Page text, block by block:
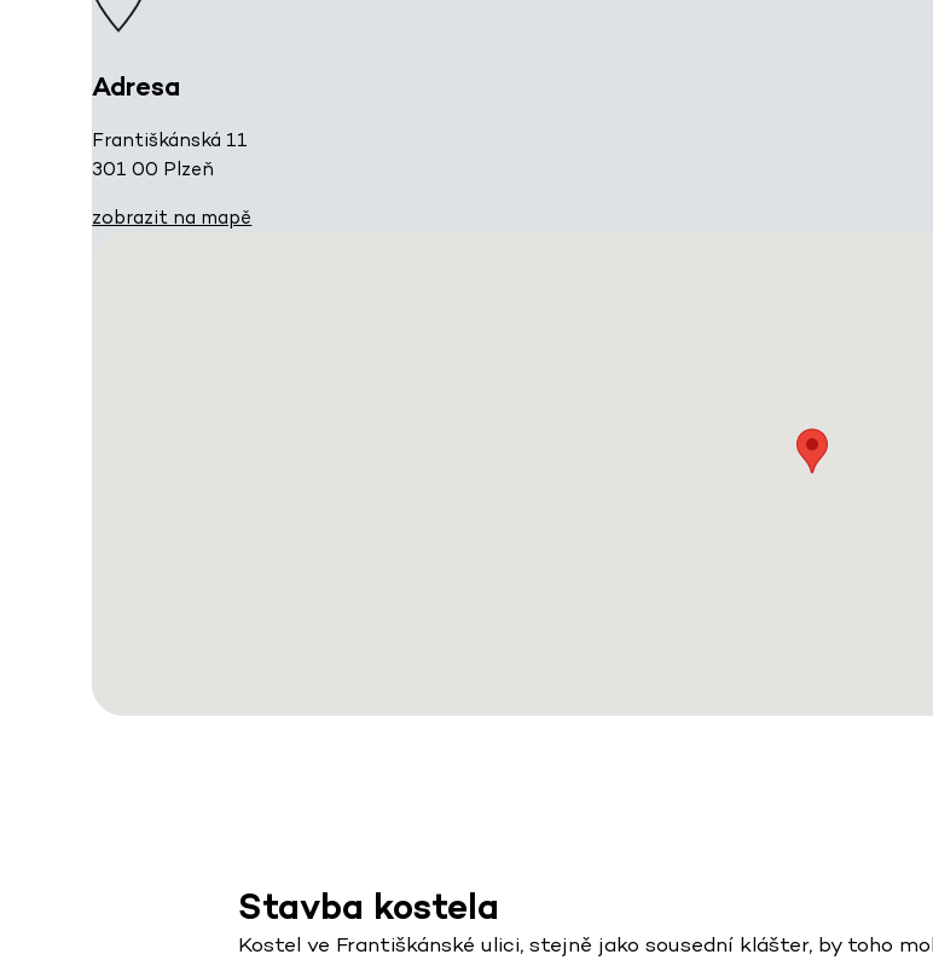
Adresa
Františkánská 11
301 00 Plzeň
zobrazit na mapě
Stavba kostela
Kostel ve Františkánské ulici, stejně jako sousední klášter, by toho